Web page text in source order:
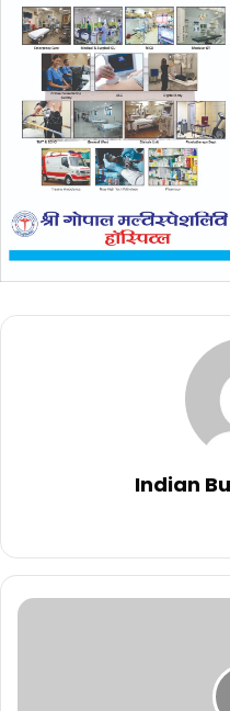
Indian